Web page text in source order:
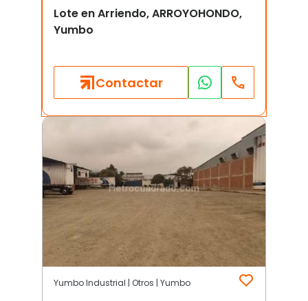
Lote en Arriendo, ARROYOHONDO,
Yumbo
Contactar
Yumbo Industrial | Otros | Yumbo